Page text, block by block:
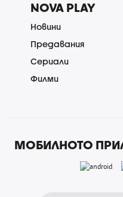
NOVA PLAY
Новини
Предавания
Сериали
Филми
МОБИЛНОТО